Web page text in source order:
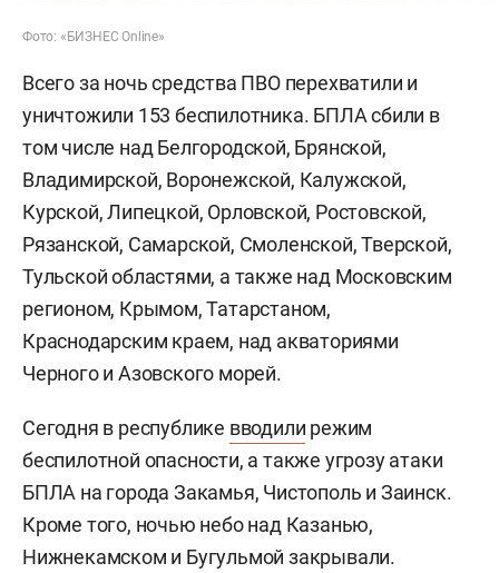
Фото: «БИЗНЕС Online»
Всего за ночь средства ПВО перехватили и
уничтожили 153 беспилотника. БПЛА сбили в
том числе над Белгородской, Брянской,
Владимирской, Воронежской, Калужской,
Курской, Липецкой, Орловской, Ростовской,
Рязанской, Самарской, Смоленской, Тверской,
Тульской областями, а также над Московским
регионом, Крымом, Татарстаном,
Краснодарским краем, над акваториями
Черного и Азовского морей.
Сегодня в республике вводили режим
беспилотной опасности, а также угрозу атаки
БПЛА на города Закамья, Чистополь и Заинск.
Кроме того, ночью небо над Казанью,
Нижнекамском и Бугульмой закрывали.